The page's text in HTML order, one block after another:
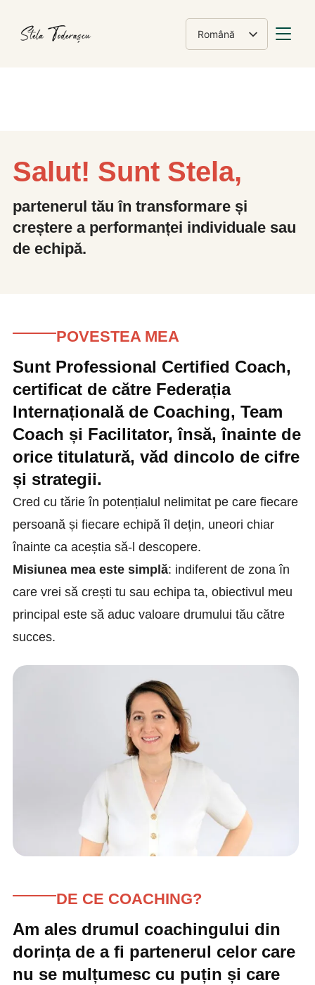
Română
Salut! Sunt Stela,
partenerul tău în transformare și
creștere a performanței individuale sau
de echipă.
POVESTEA MEA
Sunt Professional Certified Coach,
certificat de către Federația
Internațională de Coaching, Team
Coach și Facilitator, însă, înainte de
orice titulatură, văd dincolo de cifre
și strategii.
Cred cu tărie în potențialul nelimitat pe care fiecare
persoană și fiecare echipă îl dețin, uneori chiar
înainte ca aceștia să-l descopere.
Misiunea mea este simplă: indiferent de zona în
care vrei să crești tu sau echipa ta, obiectivul meu
principal este să aduc valoare drumului tău către
succes.
DE CE COACHING?
Am ales drumul coachingului din
dorința de a fi partenerul celor care
nu se mulțumesc cu puțin și care